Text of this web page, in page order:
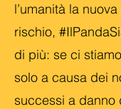
l’umanità la
rischio,
di più: se ci
solo a causa dei
successi a danno